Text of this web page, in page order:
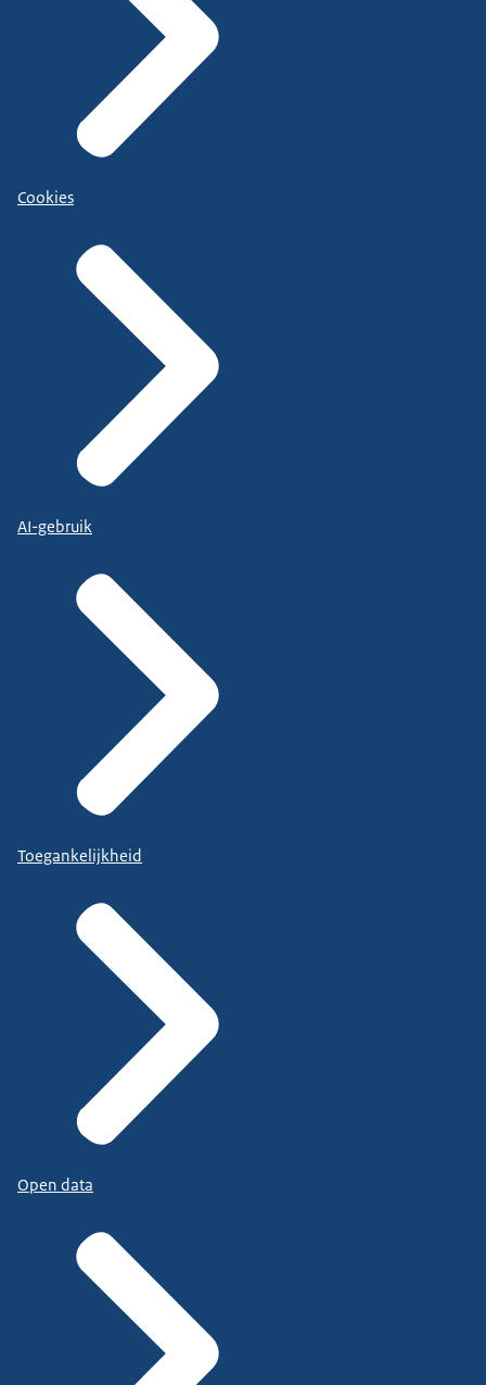
Cookies
AI-gebruik
Toegankelijkheid
Open data